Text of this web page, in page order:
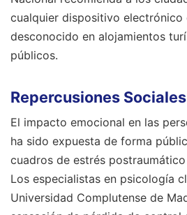
cualquier dispositivo electrónico
desconocido en alojamientos
públicos.
Repercusiones
El impacto emocional en las
ha sido expuesta de forma
cuadros de estrés
Los especialistas en psicología
Universidad Complutense de